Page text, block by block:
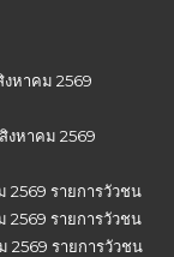
หาคม 2569
งหาคม 2569
2569 รายการวัวชน
2569 รายการวัวชน
2569 รายการวัวชน